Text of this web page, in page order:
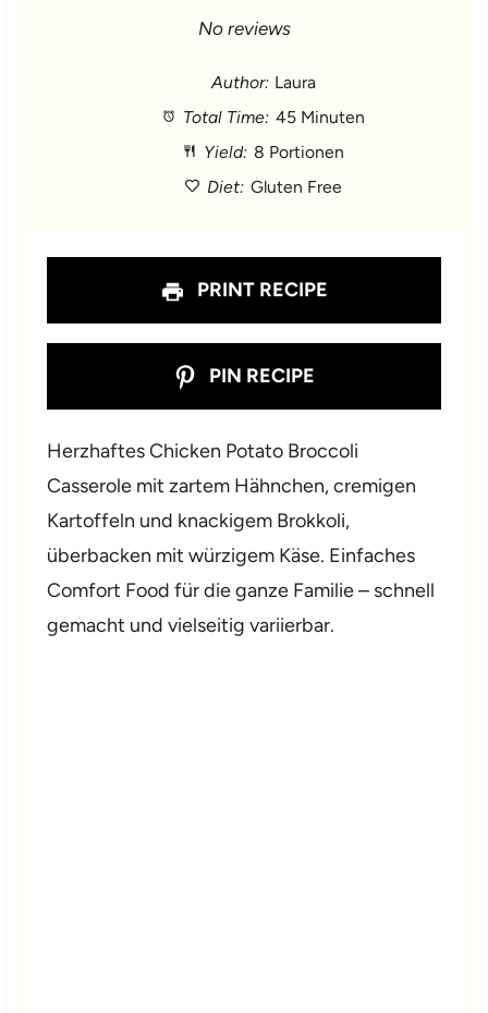
a
t
a
S
t
a
S
t
a
a
No reviews
Author: Laura
Total Time: 45 Minuten
Yield: 8 Portionen
Diet: Gluten Free
PRINT RECIPE
PIN RECIPE
Herzhaftes Chicken Potato Broccoli
Casserole mit zartem Hähnchen, cremigen
Kartoffeln und knackigem Brokkoli,
überbacken mit würzigem Käse. Einfaches
Comfort Food für die ganze Familie – schnell
gemacht und vielseitig variierbar.